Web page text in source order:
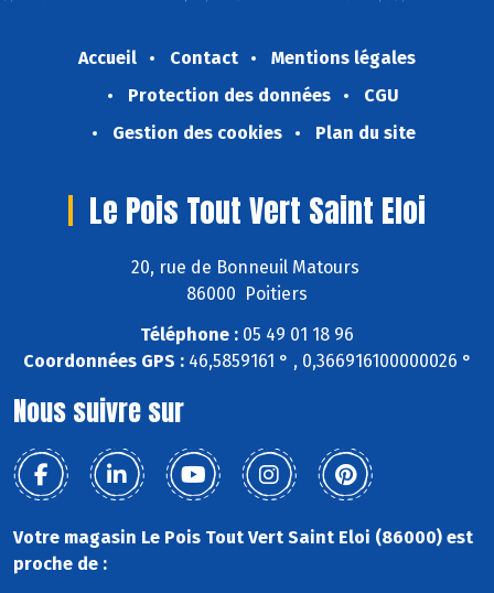
Accueil Contact
Mentions légales
Protection des données
CGU
Gestion des cookies
Plan du site
Le Pois Tout Vert Saint Eloi
20, rue de Bonneuil Matours
86000 Poitiers
Téléphone : 05 49 01 18 96
Coordonnées GPS :46,5859161 ° , 0,366916100000026 °
Nous suivre sur
Votre magasin Le Pois Tout Vert Saint Eloi (86000) est
proche de :